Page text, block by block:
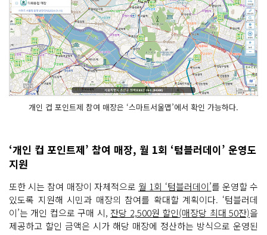
개인 컵 포인트제 참여 매장은 ‘스마트서울맵’에서 확인 가능하다.
‘개인 컵 포인트제’ 참여 매장, 월 1회 ‘텀블러데이’ 운영도
지원
또한 시는 참여 매장이 자체적으로 월 1회 ‘텀블러데이’를 운영할 수
있도록 지원해 시민과 매장의 참여를 확대할 계획이다. ‘텀블러데
이’는 개인 컵으로 구매 시, 잔당 2,500원 할인(매장당 최대 50잔)을
제공하고 할인 금액은 시가 해당 매장에 정산하는 방식으로 운영된